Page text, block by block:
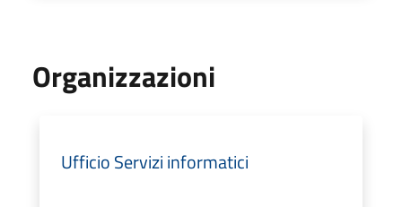
Organizzazioni
Ufficio Servizi informatici